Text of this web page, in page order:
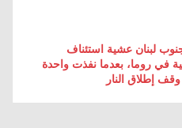
لبنان عشية استئناف
في روما، بعدما نفذت واحدة
إطلاق النار